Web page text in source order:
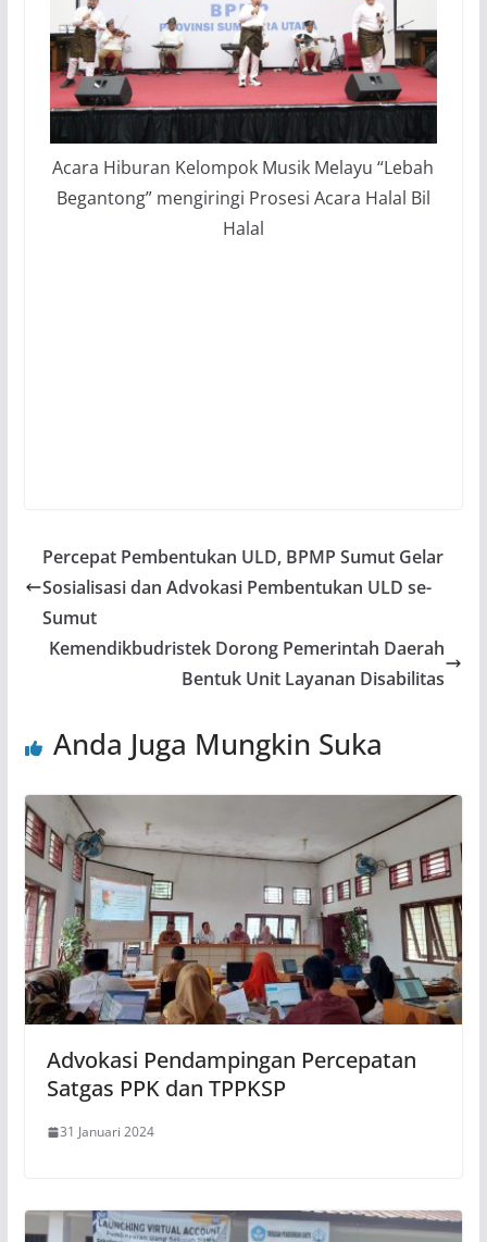
Acara Hiburan Kelompok Musik Melayu “Lebah
Begantong” mengiringi Prosesi Acara Halal Bil
Halal
Percepat Pembentukan ULD, BPMP Sumut Gelar
Sosialisasi dan Advokasi Pembentukan ULD se-
Sumut
Kemendikbudristek Dorong Pemerintah Daerah
Bentuk Unit Layanan Disabilitas
Anda Juga Mungkin Suka
Advokasi Pendampingan Percepatan
Satgas PPK dan TPPKSP
31 Januari 2024